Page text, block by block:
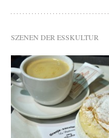
SZENEN DER ESSKULTUR